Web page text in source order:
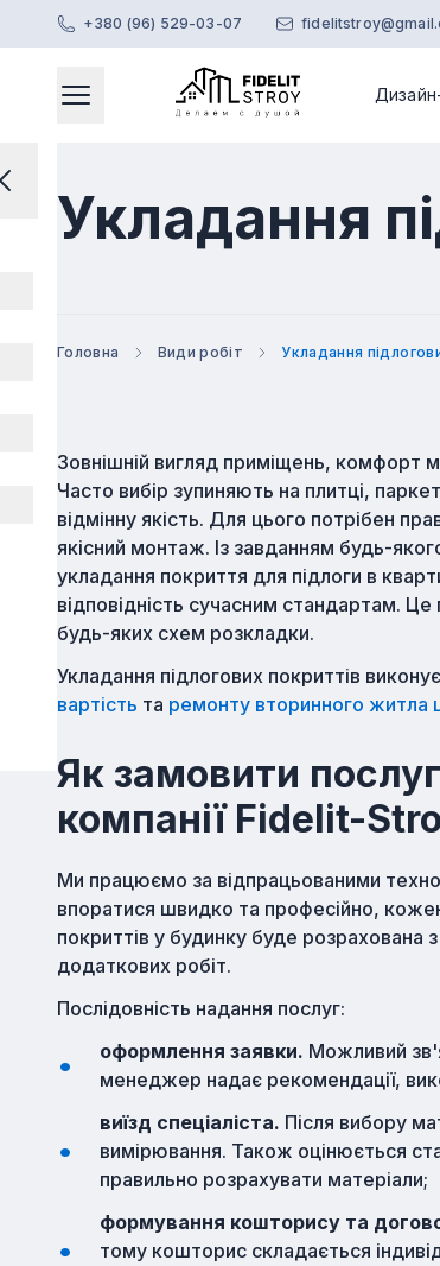
+380 (96) 529-03-07
Головне меню Відкриває модальне вікно
Укладання
Головна Види робіт Укладання
Зовнішній вигляд приміщень, комфорт
Часто вибір зупиняють на плитці,
відмінну якість. Для цього потрібен
якісний монтаж. Із завданням будь-
укладання покриття для підлоги в
відповідність сучасним стандартам.
будь-яких схем розкладки.
Укладання підлогових покриттів
вартість та ремонту вторинного житла
Як замовити
компанії Fidelit-
Ми працюємо за відпрацьованими
впоратися швидко та професійно,
покриттів у будинку буде
додаткових робіт.
Послідовність надання послуг:
оформлення заявки. Можливий
менеджер надає рекомендації,
виїзд спеціаліста. Після вибору
вимірювання. Також оцінюється
правильно розрахувати матеріали;
формування кошторису та
тому кошторис складається